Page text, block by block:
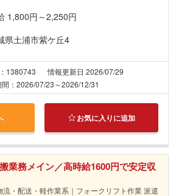
1,800円～2,250円
県土浦市紫ケ丘4
1380743
情報更新日 2026/07/29
間：2026/07/23～2026/12/31
お気に入りに追加
業務メイン／高時給1600円で安定収
・配送・軽作業系｜フォークリフト作業 派遣